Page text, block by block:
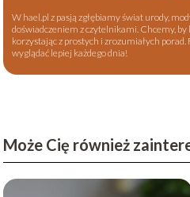
W hael.pl z pasją zgłębiamy świat urody,
doświadczeniem z czytelnikami. Chcemy, by
korzystając z prostych i zrozumiałych porad.
wyglądać lepiej każdego dnia!
Może Cię również